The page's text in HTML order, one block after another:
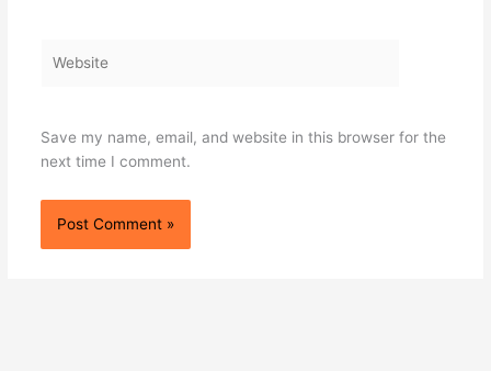
Save my name, email, and website in this browser for the
next time I comment.